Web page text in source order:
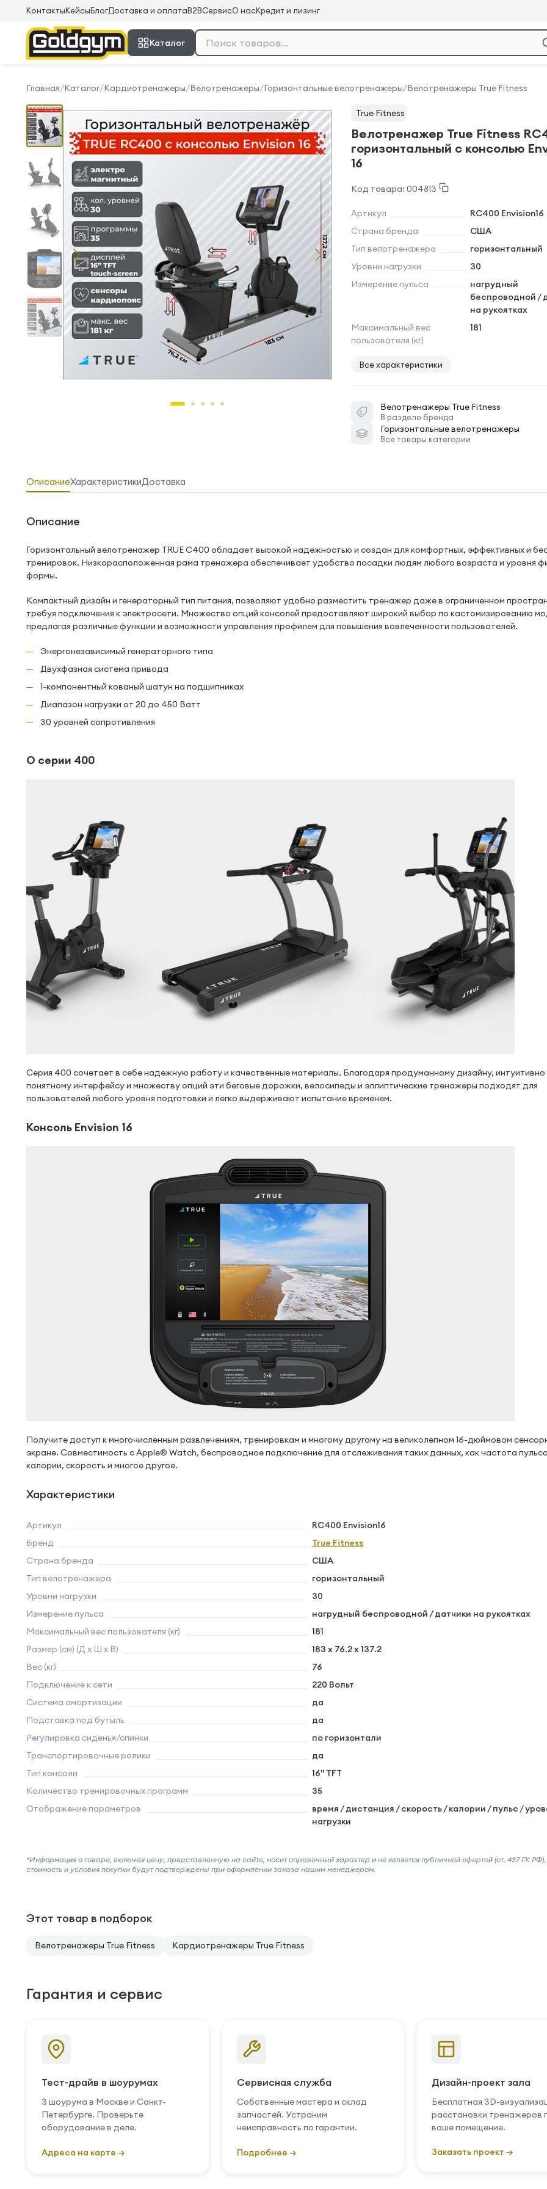
КонтактыКейсыБлогДоставка и оплатаB2BСервисО насКредит и лизинг
Каталог
Главная/Каталог/Кардиотренажеры/Велотренажеры/Горизонтальные велотренажеры/Велотренажеры True Fitness
True Fitness
Велотренажер True Fitness
горизонтальный с консолью
16
Код товара: 004813
Артикул
RC400 Envision16
Страна бренда
США
Тип велотренажера
горизонтальный
Уровни нагрузки
30
Измерение пульса
нагрудный
беспроводной /
на рукоятках
Максимальный вес
пользователя (кг)
181
Все характеристики
Велотренажеры True Fitness
В разделе бренда
Горизонтальные велотренажеры
Все товары категории
ОписаниеХарактеристикиДоставка
Описание
Горизонтальный велотренажер TRUE C400 обладает высокой надежностью и создан для комфортных, эффективных и
тренировок. Низкорасположенная рама тренажера обеспечивает удобство посадки людям любого возраста и уровня
формы.
Компактный дизайн и генераторный тип питания, позволяют удобно разместить тренажер даже в ограниченном
требуя подключения к электросети. Множество опций консолей предоставляют широкий выбор по кастомизированию
предлагая различные функции и возможности управления профилем для повышения вовлеченности пользователей.
Энергонезависимый генераторного типа
Двухфазная система привода
1-компонентный кованый шатун на подшипниках
Диапазон нагрузки от 20 до 450 Ватт
30 уровней сопротивления
О серии 400
Серия 400 сочетает в себе надежную работу и качественные материалы. Благодаря продуманному дизайну, интуитивно
понятному интерфейсу и множеству опций эти беговые дорожки, велосипеды и эллиптические тренажеры подходят для
пользователей любого уровня подготовки и легко выдерживают испытание временем.
Консоль Envision 16
Получите доступ к многочисленным развлечениям, тренировкам и многому другому на великолепном 16-дюймовом
экране. Совместимость с Apple® Watch, беспроводное подключение для отслеживания таких данных, как частота
калории, скорость и многое другое.
Характеристики
Артикул
RC400 Envision16
Бренд
True Fitness
Страна бренда
США
Тип велотренажера
горизонтальный
Уровни нагрузки
30
Измерение пульса
нагрудный беспроводной / датчики на рукоятках
Максимальный вес пользователя (кг)
181
Размер (см) (Д х Ш х В)
183 x 76.2 x 137.2
Вес (кг)
76
Подключение к сети
220 Вольт
Система амортизации
да
Подставка под бутыль
да
Регулировка сиденья/спинки
по горизонтали
Транспортировочные ролики
да
Тип консоли
16" TFT
Количество тренировочных программ
35
Отображение параметров
время / дистанция / скорость / калории / пульс /
нагрузки
*Информация о товаре, включая цену, представленную на сайте, носит справочный характер и не является публичной офертой (ст. 437 ГК РФ).
стоимость и условия покупки будут подтверждены при оформлении заказа нашим менеджером.
Этот товар в подборок
Велотренажеры True Fitness Кардиотренажеры True Fitness
Гарантия и сервис
Тест-драйв в шоурумах
3 шоурума в Москве и Санкт-
Петербурге. Проверьте
оборудование в деле.
Адреса на карте →
Сервисная служба
Собственные мастера и склад
запчастей. Устраним
неисправность по гарантии.
Подробнее →
Дизайн-проект зала
Бесплатная 3D-
расстановки тренажеров
ваше помещение.
Заказать проект →